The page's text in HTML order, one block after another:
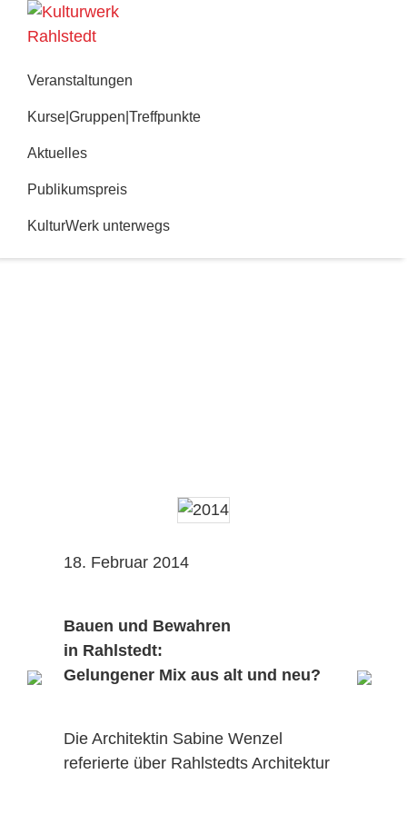
Hauptnavigation
Zum
Inhalt
Rahlstedt
Veranstaltungen
Kurse|Gruppen|Treffpunkte
Aktuelles
Publikumspreis
KulturWerk unterwegs
18. Februar 2014
Bauen und Bewahren
in Rahlstedt:
Gelungener Mix aus alt und neu?
Die Architektin Sabine Wenzel
referierte über Rahlstedts Architektur